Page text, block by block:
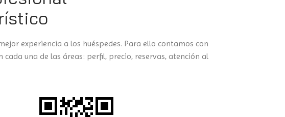
experiencia a los huéspedes. Para ello contamos con
una de las áreas: perfil, precio, reservas, atención al